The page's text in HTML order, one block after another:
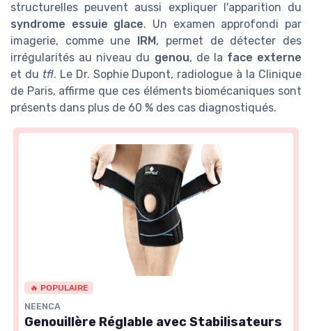
structurelles peuvent aussi expliquer l'apparition du
syndrome essuie glace. Un examen approfondi par
imagerie, comme une
IRM , permet de détecter des
irrégularités au niveau du genou, de la face externe
et du tfl. Le Dr. Sophie Dupont, radiologue à la Clinique
de Paris, affirme que ces éléments biomécaniques sont
présents dans plus de 60 % des cas diagnostiqués.
🔥 POPULAIRE
NEENCA
Genouillère Réglable avec Stabilisateurs